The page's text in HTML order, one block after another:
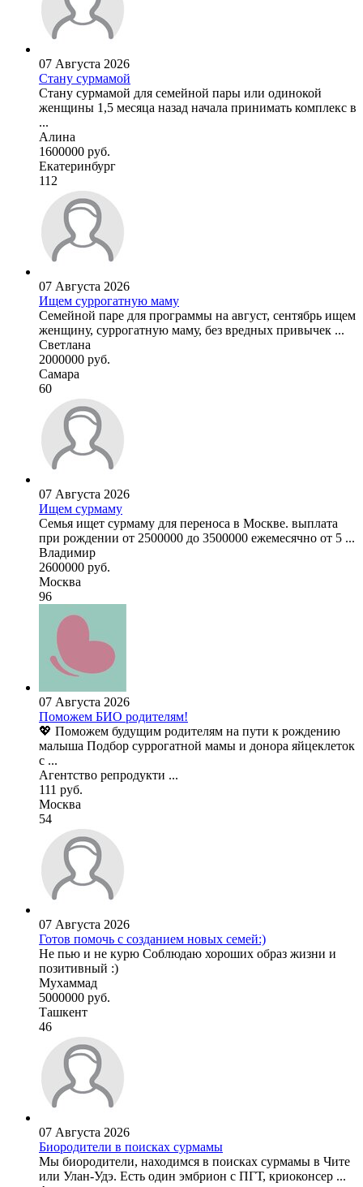
07 Августа 2026
Стану сурмамой
Стану сурмамой для семейной пары или одинокой
женщины 1,5 месяца назад начала принимать комплекс в
...
Алина
1600000 руб.
Екатеринбург
112
07 Августа 2026
Ищем суррогатную маму
Семейной паре для программы на август, сентябрь ищем
женщину, суррогатную маму, без вредных привычек ...
Светлана
2000000 руб.
Самара
60
07 Августа 2026
Ищем сурмаму
Семья ищет сурмаму для переноса в Москве. выплата
при рождении от 2500000 до 3500000 ежемесячно от 5 ...
Владимир
2600000 руб.
Москва
96
07 Августа 2026
Поможем БИО родителям!
💖 Поможем будущим родителям на пути к рождению
малыша Подбор суррогатной мамы и донора яйцеклеток
с ...
Агентство репродукти ...
111 руб.
Москва
54
07 Августа 2026
Готов помочь с созданием новых семей:)
Не пью и не курю Соблюдаю хороших образ жизни и
позитивный :)
Мухаммад
5000000 руб.
Ташкент
46
07 Августа 2026
Биородители в поисках сурмамы
Мы биородители, находимся в поисках сурмамы в Чите
или Улан-Удэ. Есть один эмбрион с ПГТ, криоконсер ...